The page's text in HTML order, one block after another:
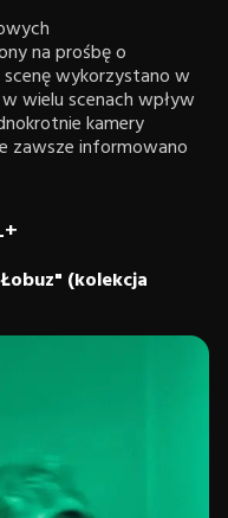
na prośbę o
wykorzystano w
wielu scenach wpływ
kamery
zawsze informowano
(kolekcja